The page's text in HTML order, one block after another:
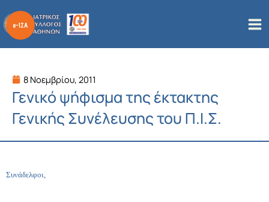
στο
περιεχόμενο
8 Νοεμβρίου, 2011
Γενικό ψήφισμα της έκτακτης
Γενικής Συνέλευσης του Π.Ι.Σ.
Συνάδελφοι,